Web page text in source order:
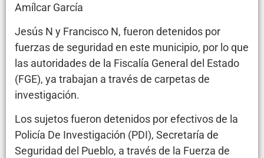
Amílcar García
Jesús N y Francisco N, fueron detenidos por
fuerzas de seguridad en este municipio, por lo que
las autoridades de la Fiscalía General del Estado
(FGE), ya trabajan a través de carpetas de
investigación.
Los sujetos fueron detenidos por efectivos de la
Policía De Investigación (PDI), Secretaría de
Seguridad del Pueblo, a través de la Fuerza de